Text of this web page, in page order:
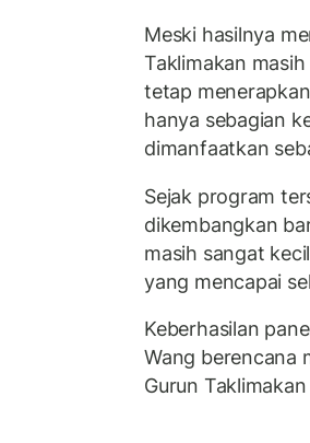
Meski hasilnya
Taklimakan
tetap
hanya sebagian
dimanfaatkan
Sejak program
dikembangkan
masih sangat
yang mencapai
Keberhasilan
Wang berencana
Gurun